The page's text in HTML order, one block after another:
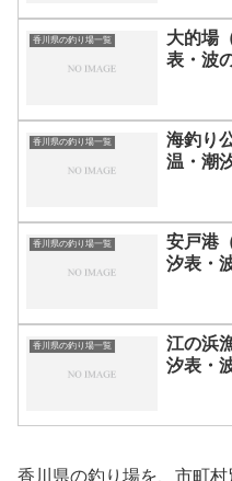
香川県の釣り場一覧
大的場
表・波
香川県の釣り場一覧
海釣り
温・潮
香川県の釣り場一覧
安戸港
汐表・
香川県の釣り場一覧
江の浜
汐表・
香川県の釣り場を、市町